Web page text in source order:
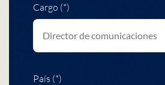
Cargo (*)
País (*)